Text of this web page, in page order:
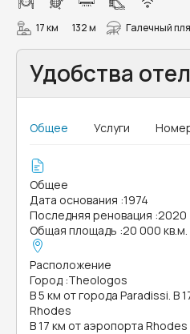
17 км 132 м Галечный
Удобства
Общее Услуги
Общее
Дата основания :1974
Последняя реновация :2020
Общая площадь :20 000 кв.м.
Расположение
Город :Theologos
В 5 км от города Paradissi. В
Rhodes
В 17 км от аэропорта